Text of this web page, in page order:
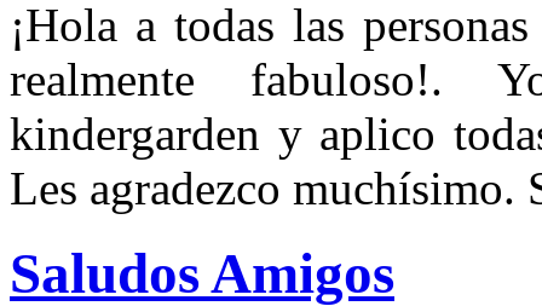
¡Hola a todas las
realmente fabuloso!.
kindergarden y aplico
Les agradezco muchísimo.
Saludos Amigos